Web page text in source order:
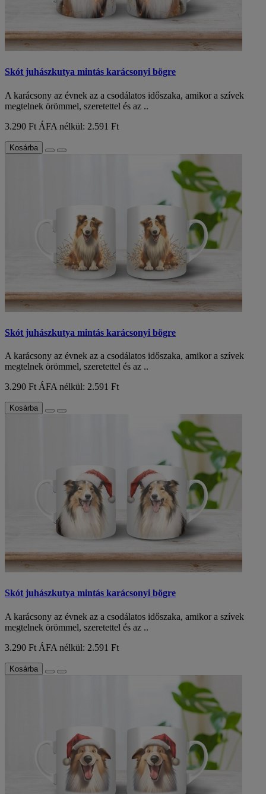
Skót juhászkutya mintás karácsonyi bögre
A karácsony az évnek az a csodálatos időszaka, amikor a szívek
megtelnek örömmel, szeretettel és az ..
3.290 Ft ÁFA nélkül: 2.591 Ft
Kosárba
Skót juhászkutya mintás karácsonyi bögre
A karácsony az évnek az a csodálatos időszaka, amikor a szívek
megtelnek örömmel, szeretettel és az ..
3.290 Ft ÁFA nélkül: 2.591 Ft
Kosárba
Skót juhászkutya mintás karácsonyi bögre
A karácsony az évnek az a csodálatos időszaka, amikor a szívek
megtelnek örömmel, szeretettel és az ..
3.290 Ft ÁFA nélkül: 2.591 Ft
Kosárba